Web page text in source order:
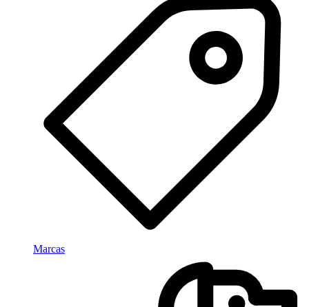
Marcas